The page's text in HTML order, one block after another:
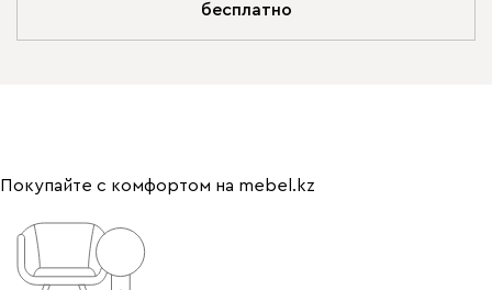
бесплатно
Покупайте с комфортом на mebel.kz